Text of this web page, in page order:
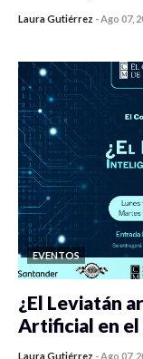
Laura Gutiérrez -Ago 07,
EVENTOS
¿El Leviatán
Artificial en el
Laura Gutiérrez -Ago 07,